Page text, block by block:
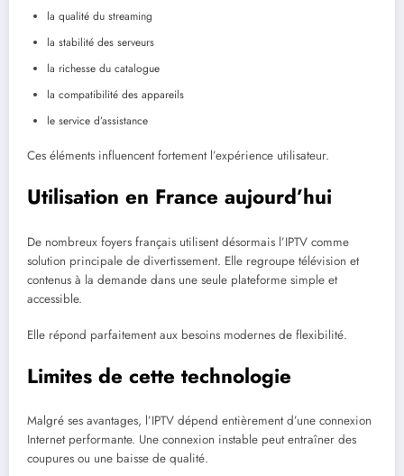
la qualité du streaming
la stabilité des serveurs
la richesse du catalogue
la compatibilité des appareils
le service d’assistance
Ces éléments influencent fortement l’expérience utilisateur.
Utilisation en France aujourd’hui
De nombreux foyers français utilisent désormais l’IPTV comme
solution principale de divertissement. Elle regroupe télévision et
contenus à la demande dans une seule plateforme simple et
accessible.
Elle répond parfaitement aux besoins modernes de flexibilité.
Limites de cette technologie
Malgré ses avantages, l’IPTV dépend entièrement d’une connexion
Internet performante. Une connexion instable peut entraîner des
coupures ou une baisse de qualité.